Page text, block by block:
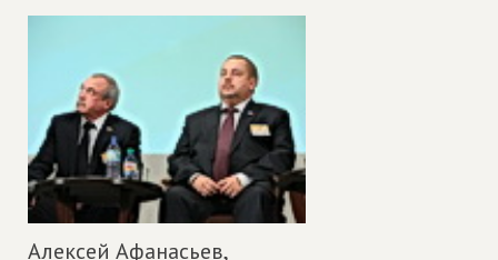
Алексей Афанасьев,